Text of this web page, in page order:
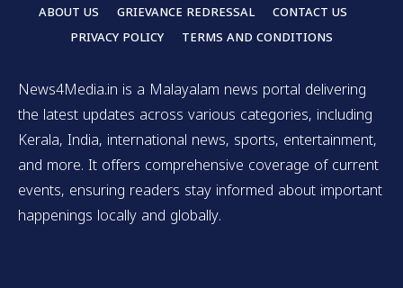
ABOUT US GRIEVANCE REDRESSAL
CONTACT US
PRIVACY POLICY
TERMS AND CONDITIONS
News4Media.in is a Malayalam news portal delivering
the latest updates across various categories, including
Kerala, India, international news, sports, entertainment,
and more. It offers comprehensive coverage of current
events, ensuring readers stay informed about important
happenings locally and globally.